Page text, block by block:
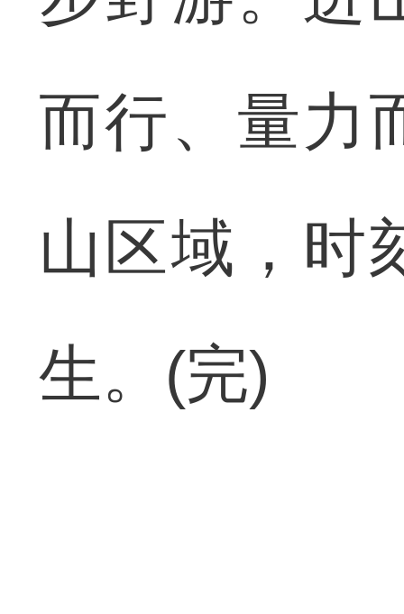
而行、量力
山区域，时
生。(完)